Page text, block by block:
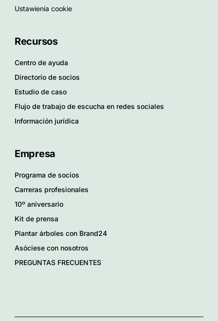
Ustawienia cookie
Recursos
Centro de ayuda
Directorio de socios
Estudio de caso
Flujo de trabajo de escucha en redes sociales
Información jurídica
Empresa
Programa de socios
Carreras profesionales
10º aniversario
Kit de prensa
Plantar árboles con Brand24
Asóciese con nosotros
PREGUNTAS FRECUENTES